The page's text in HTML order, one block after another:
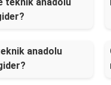
anadolu